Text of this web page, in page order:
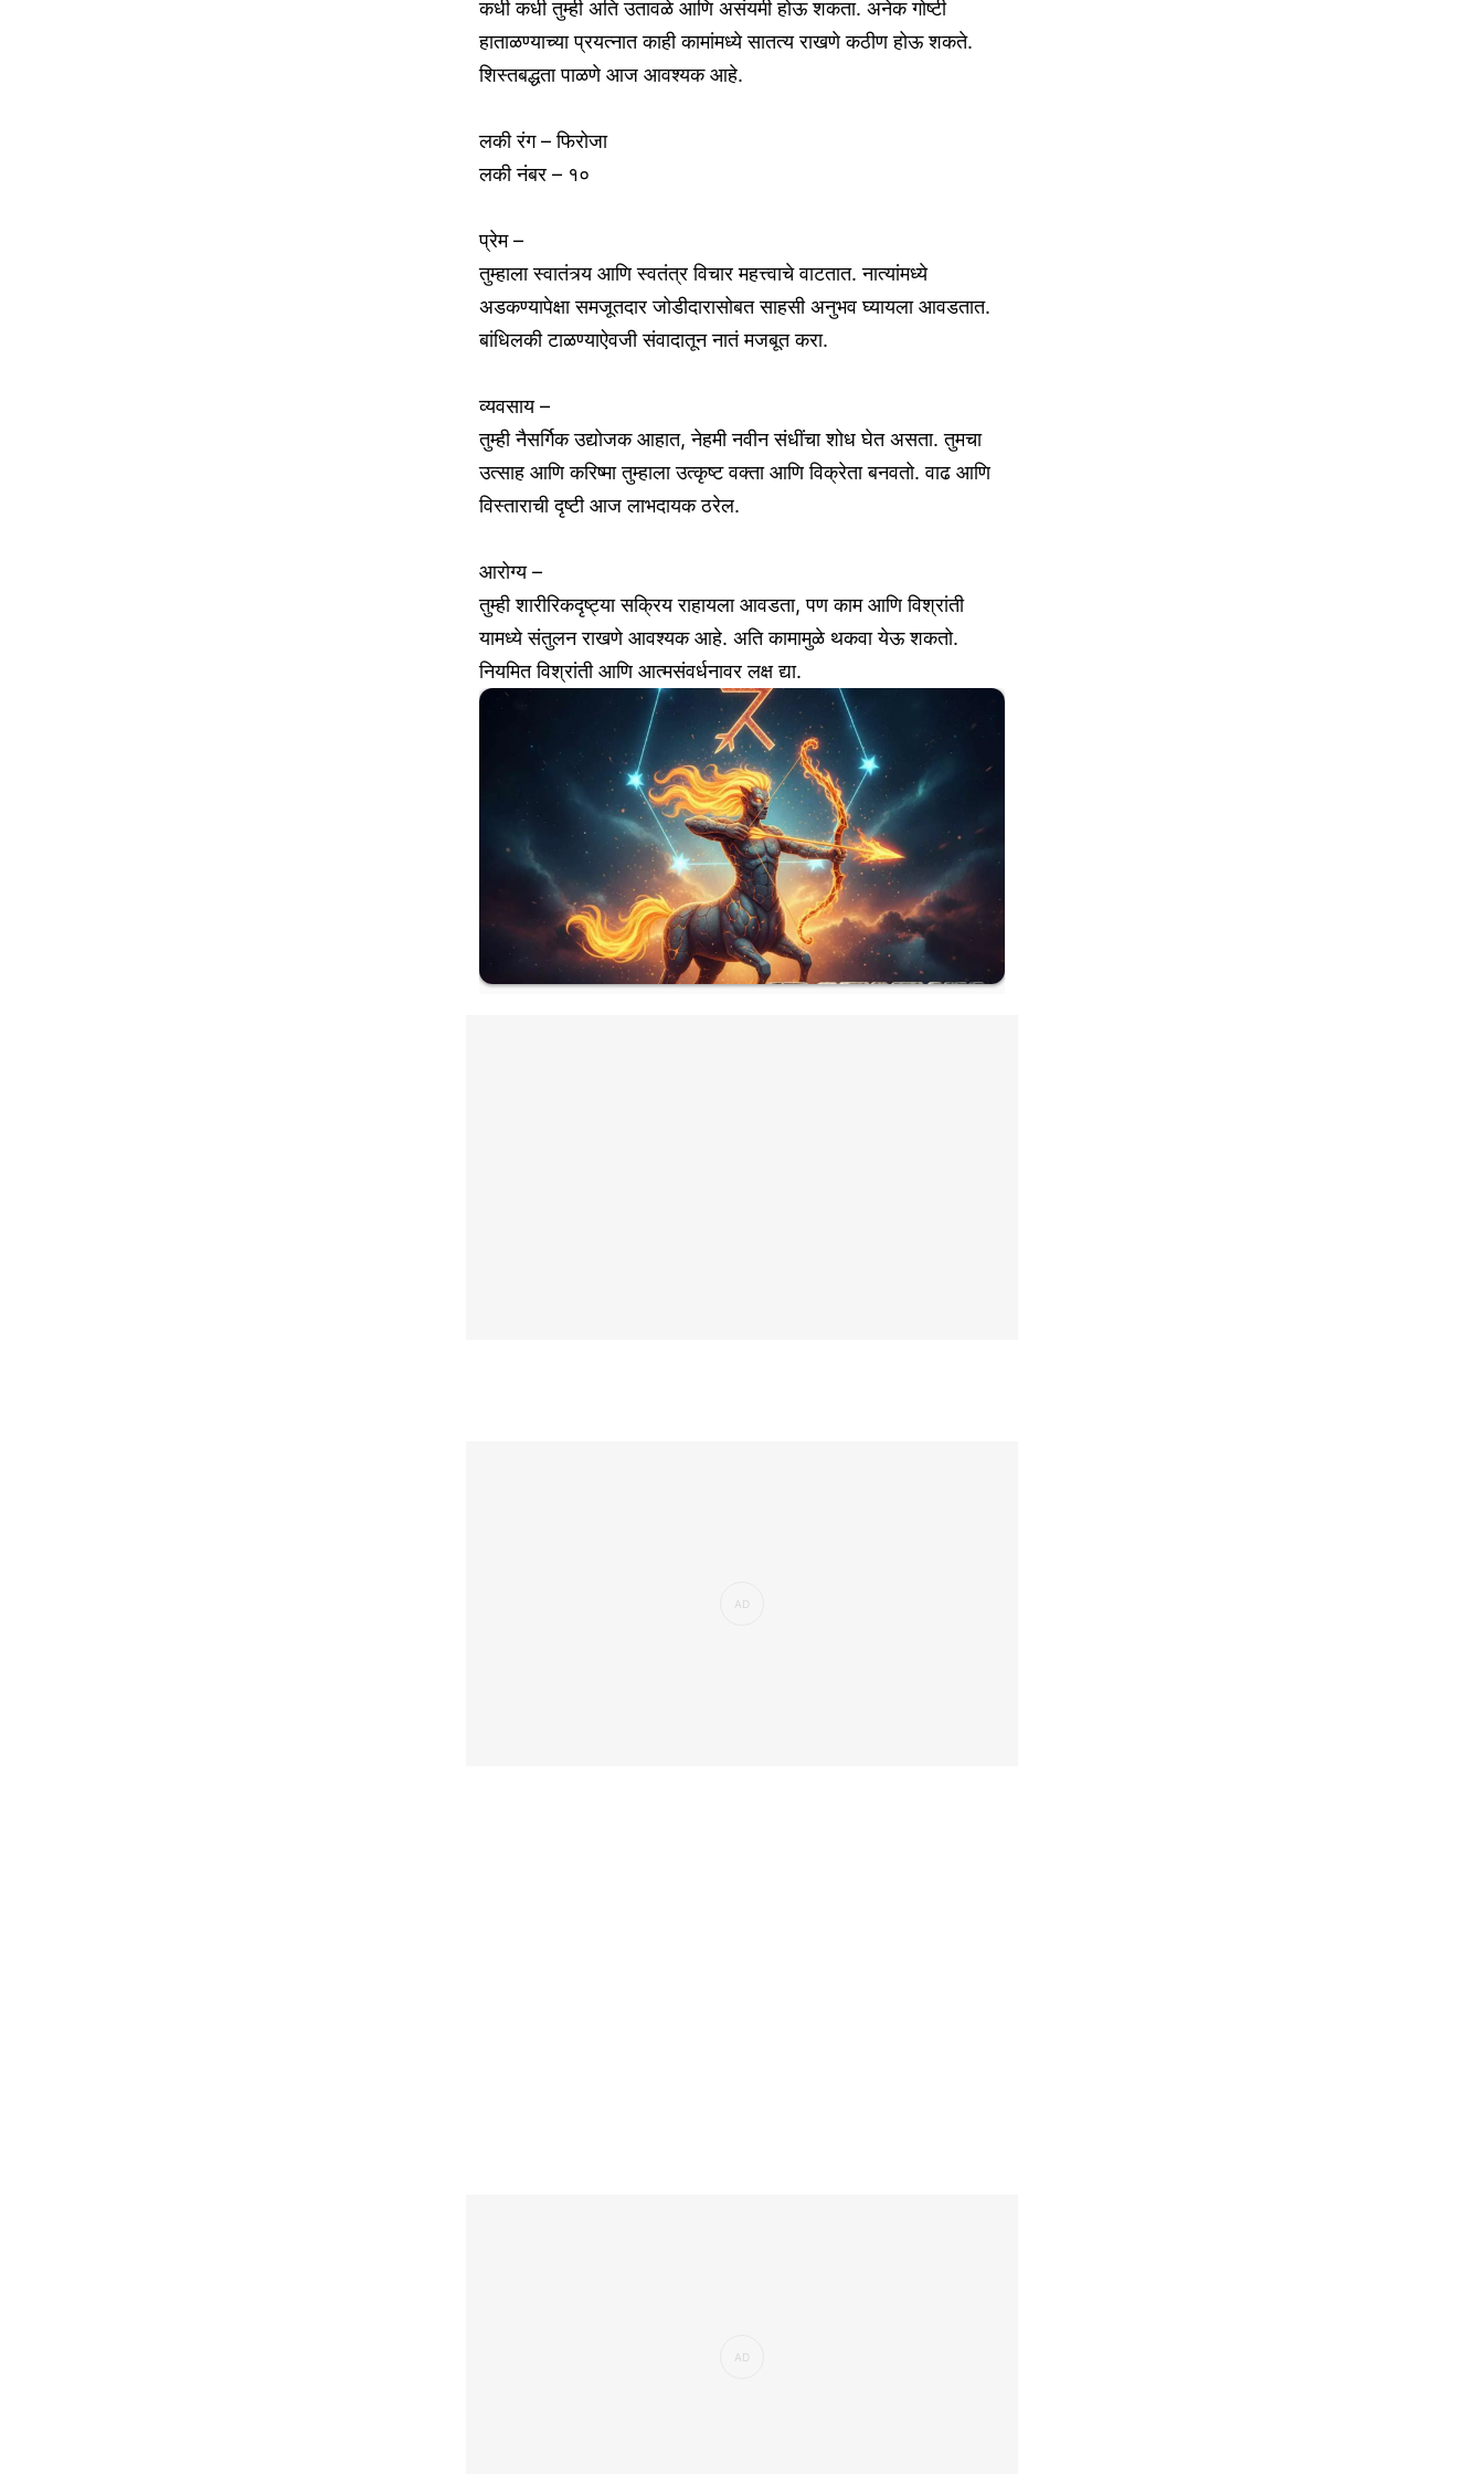
कधी कधी तुम्ही अति उतावळे आणि असंयमी होऊ शकता. अनेक गोष्टी
हाताळण्याच्या प्रयत्नात काही कामांमध्ये सातत्य राखणे कठीण होऊ शकते.
शिस्तबद्धता पाळणे आज आवश्यक आहे.
लकी रंग – फिरोजा
लकी नंबर – १०
प्रेम –
तुम्हाला स्वातंत्र्य आणि स्वतंत्र विचार महत्त्वाचे वाटतात. नात्यांमध्ये
अडकण्यापेक्षा समजूतदार जोडीदारासोबत साहसी अनुभव घ्यायला आवडतात.
बांधिलकी टाळण्याऐवजी संवादातून नातं मजबूत करा.
व्यवसाय –
तुम्ही नैसर्गिक उद्योजक आहात, नेहमी नवीन संधींचा शोध घेत असता. तुमचा
उत्साह आणि करिष्मा तुम्हाला उत्कृष्ट वक्ता आणि विक्रेता बनवतो. वाढ आणि
विस्ताराची दृष्टी आज लाभदायक ठरेल.
आरोग्य –
तुम्ही शारीरिकदृष्ट्या सक्रिय राहायला आवडता, पण काम आणि विश्रांती
यामध्ये संतुलन राखणे आवश्यक आहे. अति कामामुळे थकवा येऊ शकतो.
नियमित विश्रांती आणि आत्मसंवर्धनावर लक्ष द्या.